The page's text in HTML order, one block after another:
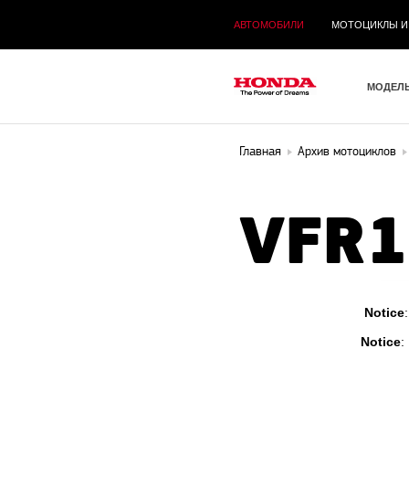
АВТОМОБИЛИ МОТОЦИКЛЫ И
Главная Архив мотоциклов
Notice
Notice: